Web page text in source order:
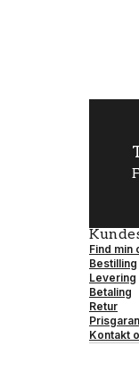
Find min
Bestilling
Levering
Betaling
Retur
Kontakt